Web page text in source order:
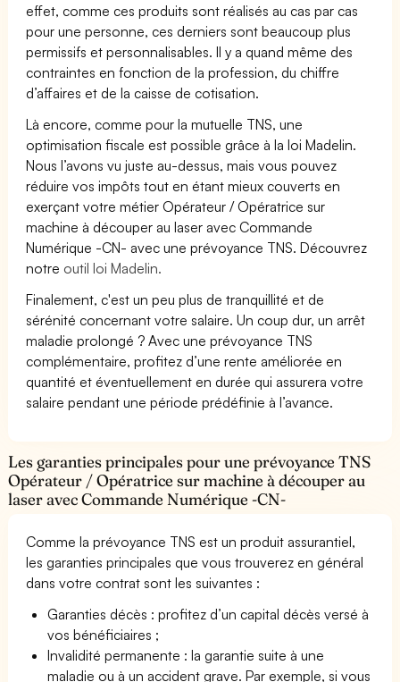
effet, comme ces produits sont réalisés au cas par cas
pour une personne, ces derniers sont beaucoup plus
permissifs et personnalisables. Il y a quand même des
contraintes en fonction de la profession, du chiffre
d’affaires et de la caisse de cotisation.
Là encore, comme pour la mutuelle TNS, une
optimisation fiscale est possible grâce à la loi Madelin.
Nous l’avons vu juste au-dessus, mais vous pouvez
réduire vos impôts tout en étant mieux couverts en
exerçant votre métier Opérateur / Opératrice sur
machine à découper au laser avec Commande
Numérique -CN- avec une prévoyance TNS. Découvrez
notre outil loi Madelin.
Finalement, c'est un peu plus de tranquillité et de
sérénité concernant votre salaire. Un coup dur, un arrêt
maladie prolongé ? Avec une prévoyance TNS
complémentaire, profitez d’une rente améliorée en
quantité et éventuellement en durée qui assurera votre
salaire pendant une période prédéfinie à l’avance.
Les garanties principales pour une prévoyance TNS
Opérateur / Opératrice sur machine à découper au
laser avec Commande Numérique -CN-
Comme la prévoyance TNS est un produit assurantiel,
les garanties principales que vous trouverez en général
dans votre contrat sont les suivantes :
Garanties décès : profitez d’un capital décès versé à
vos bénéficiaires ;
Invalidité permanente : la garantie suite à une
maladie ou à un accident grave. Par exemple, si vous